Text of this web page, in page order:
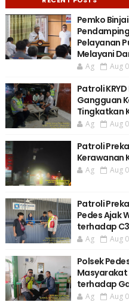
Pemko
Pelayanan
Melayani
Ag Aug
Patroli
Gangguan
Tingkatkan
Ag Aug
Patroli
Kerawanan
Ag Aug
Patroli
Pedes Ajak
terhadap
Ag Aug
Polsek
terhadap
Ag Aug